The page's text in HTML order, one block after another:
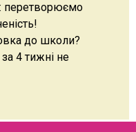
перетворюємо
до школи?
4 тижні не